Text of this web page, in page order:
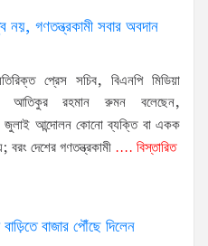
গণতন্ত্রকামী সবার অবদান
প্রেস সচিব, বিএনপি মিডিয়া
আতিকুর রহমান রুমন বলেছেন,
জুলাই আন্দোলন কোনো ব্যক্তি বা একক
দেশের গণতন্ত্রকামী .... বিস্তারিত
বাজার পৌঁছে দিলেন